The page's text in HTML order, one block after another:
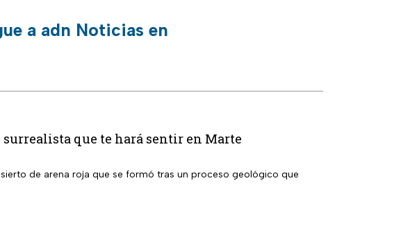
a adn Noticias en
surrealista que te hará sentir en Marte
de arena roja que se formó tras un proceso geológico que